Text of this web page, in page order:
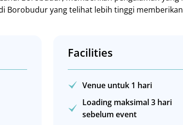
Borobudur yang telihat lebih tinggi
Facilities
Venue untuk 1 hari
Loading maksimal 3 hari
sebelum event